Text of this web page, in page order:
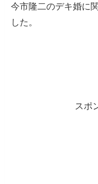
今市隆二のデキ婚に
した。
スポ